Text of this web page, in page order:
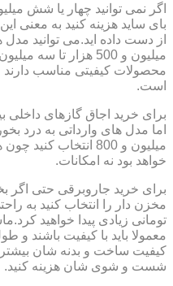
اگر نمی توانید چهار یا شش
بای ساید هزینه کنید به معنی
از دست داده اید.می توانید مدل
میلیون و 500 هزار تا
محصولات کیفیتی مناسب دارند و
است.
میلیون و 800 انتخاب
خواهد بود نه امکانات.
برای خرید جاروبرقی حتی اگر
تومانی زیادی پیدا خواهید
معمولا باید با کیفیت باشند و
کیفیت ساخت و بدنه شان بیشتر
شست و شوی شان هزینه کنید.